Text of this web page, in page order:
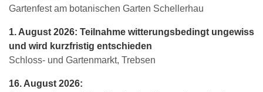
Gartenfest am botanischen Garten Schellerhau
1. August 2026: Teilnahme witterungsbedingt ungewiss
und wird kurzfristig entschieden
Schloss- und Gartenmarkt, Trebsen
16. August 2026: